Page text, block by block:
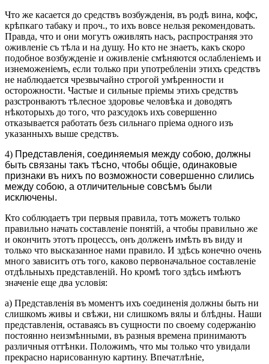
Что же касается до средствъ возбужденія, въ родѣ вина, кофс,
крѣпкаго табаку и проч., то ихъ вовсе нельзя рекомендовать.
Правда, что и они могутъ оживлять насъ, распространяя это
оживленіе съ тѣла и на душу. Но кто не знаетъ, какъ скоро
подобное возбужденіе и оживленіе смѣняются ослабленіемъ и
изнеможеніемъ, если только при употребленіи этихъ средствъ
не наблюдается чрезвычайно строгой умѣренности и
осторожности. Частые и сильные пріемы этихъ средствъ
разстронваютъ тѣлесное здоровье человѣка и доводятъ
нѣкоторыхъ до того, что разсудокъ ихъ совершенно
отказывается работать безъ сильнаго пріема одного изъ
указанныхъ выше средствъ.
4) Представленія, соединяемыя между собою, должны
быть связаны такъ тѣсно, чтобы общіе, одинаковые
признаки въ нихъ по возможности совершенно слились
между собою, а отличительные совсѣмъ были
исключены.
Кто соблюдаетъ три первыя правила, тотъ можетъ только
правильно начать составленіе понятій, а чтобы правильно же
и окончить этотъ процессъ, онъ долженъ имѣть въ виду и
только что высказанное нами правило. И здѣсь конечно очень
много зависитъ отъ того, каково первоначальное составленіе
отдѣльныхъ представленій. Но кромѣ того здѣсь имѣютъ
значеніе еще два условія:
а) Представленія въ моментъ ихъ соединенія должны быть ни
слишкомъ живы и свѣжи, ни слишкомъ вялы и блѣдны. Наши
представленія, оставаясь въ сущности по своему содержанію
постоянно неизмѣнными, въ разныя времена принимаютъ
различныя оттѣнки. Положимъ, что мы только что увидали
прекрасно нарисованную картину. Впечатлѣніе,